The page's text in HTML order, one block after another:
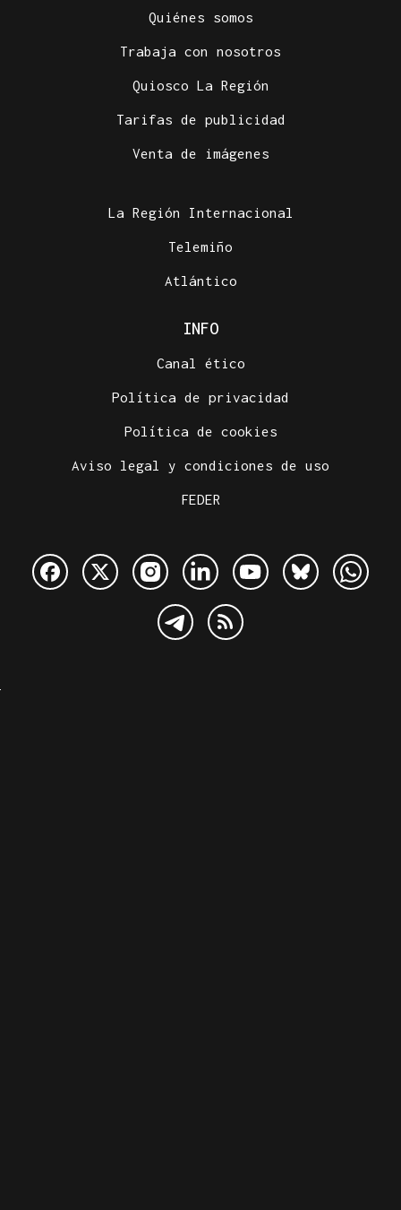
Quiénes somos
Trabaja con nosotros
Quiosco La Región
Tarifas de publicidad
Venta de imágenes
La Región Internacional
Telemiño
Atlántico
INFO
Canal ético
Política de privacidad
Política de cookies
Aviso legal y condiciones de uso
FEDER